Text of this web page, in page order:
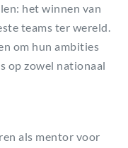
het winnen van
teams ter wereld.
om hun ambities
op zowel nationaal
als mentor voor